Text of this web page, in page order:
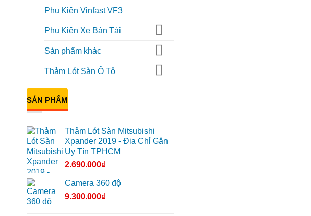
Phụ Kiện Vinfast VF3
Phụ Kiện Xe Bán Tải
Sản phẩm khác
Thảm Lót Sàn Ô Tô
SẢN PHẨM
Thảm Lót Sàn Mitsubishi
Xpander 2019 - Địa Chỉ Gắn
Uy Tín TPHCM
2.690.000₫
Camera 360 độ
9.300.000₫